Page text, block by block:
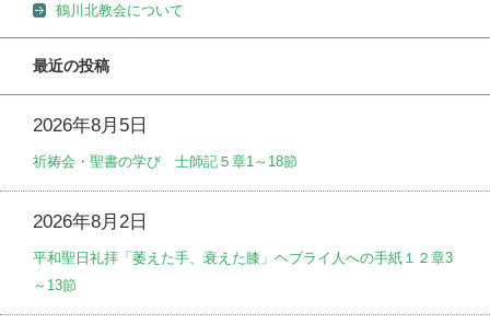
鶴川北教会について
最近の投稿
2026年8月5日
祈祷会・聖書の学び 士師記５章1～18節
2026年8月2日
平和聖日礼拝「萎えた手、衰えた膝」ヘブライ人への手紙１２章3
～13節